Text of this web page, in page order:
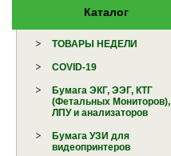
Каталог
ТОВАРЫ НЕДЕЛИ
COVID-19
Бумага ЭКГ, ЭЭГ, КТГ
(Фетальных Мониторов),
ЛПУ и анализаторов
Бумага УЗИ для
видеопринтеров